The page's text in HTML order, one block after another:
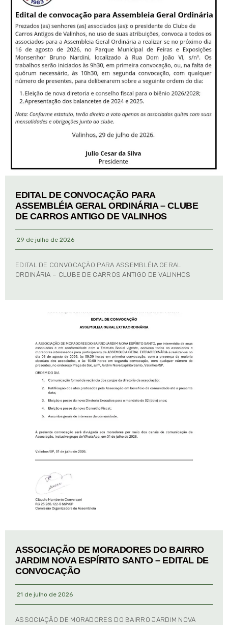
EDITAL DE CONVOCAÇÃO PARA
ASSEMBLÉIA GERAL ORDINÁRIA – CLUBE
DE CARROS ANTIGO DE VALINHOS
29 de julho de 2026
EDITAL DE CONVOCAÇÃO PARA ASSEMBLÉIA GERAL
ORDINÁRIA – CLUBE DE CARROS ANTIGO DE VALINHOS
ASSOCIAÇÃO DE MORADORES DO BAIRRO
JARDIM NOVA ESPÍRITO SANTO – EDITAL DE
CONVOCAÇÃO
21 de julho de 2026
ASSOCIAÇÃO DE MORADORES DO BAIRRO JARDIM NOVA